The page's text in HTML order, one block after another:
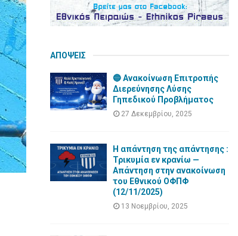
ΑΠΟΨΕΙΣ
🔵 Ανακοίνωση Επιτροπής
Διερεύνησης Λύσης
Γηπεδικού Προβλήματος
27 Δεκεμβρίου, 2025
Η απάντηση της απάντησης :
Τρικυμία εν κρανίω —
Απάντηση στην ανακοίνωση
του Εθνικού ΟΦΠΦ
(12/11/2025)
13 Νοεμβρίου, 2025